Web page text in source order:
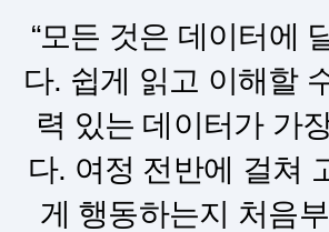
“모든 것은 데이터에
다. 쉽게 읽고 이해할
력 있는 데이터가 가
다. 여정 전반에 걸쳐
게 행동하는지 처음